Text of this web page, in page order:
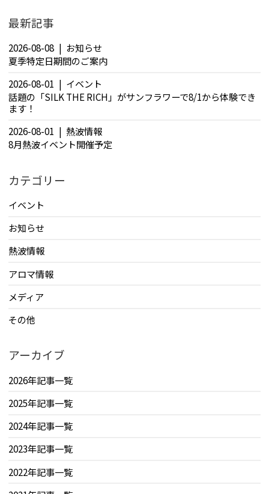
最新記事
2026-08-08
お知らせ
夏季特定日期間のご案内
2026-08-01
イベント
話題の「SILK THE RICH」がサンフラワーで8/1から体験でき
ます！
2026-08-01
熱波情報
8月熱波イベント開催予定
カテゴリー
イベント
お知らせ
熱波情報
アロマ情報
メディア
その他
アーカイブ
2026年記事一覧
2025年記事一覧
2024年記事一覧
2023年記事一覧
2022年記事一覧